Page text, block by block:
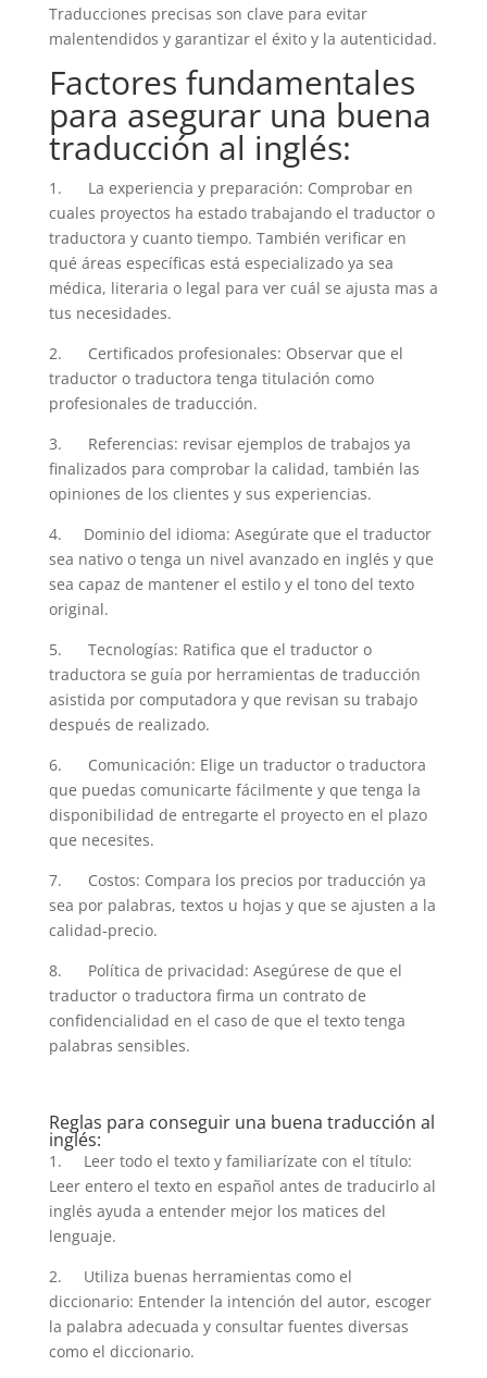
Traducciones precisas son clave para evitar
malentendidos y garantizar el éxito y la autenticidad.
Factores fundamentales
para asegurar una buena
traducción al inglés:
1. La experiencia y preparación: Comprobar en
cuales proyectos ha estado trabajando el traductor o
traductora y cuanto tiempo. También verificar en
qué áreas específicas está especializado ya sea
médica, literaria o legal para ver cuál se ajusta mas a
tus necesidades.
2. Certificados profesionales: Observar que el
traductor o traductora tenga titulación como
profesionales de traducción.
3. Referencias: revisar ejemplos de trabajos ya
finalizados para comprobar la calidad, también las
opiniones de los clientes y sus experiencias.
4. Dominio del idioma: Asegúrate que el traductor
sea nativo o tenga un nivel avanzado en inglés y que
sea capaz de mantener el estilo y el tono del texto
original.
5. Tecnologías: Ratifica que el traductor o
traductora se guía por herramientas de traducción
asistida por computadora y que revisan su trabajo
después de realizado.
6. Comunicación: Elige un traductor o traductora
que puedas comunicarte fácilmente y que tenga la
disponibilidad de entregarte el proyecto en el plazo
que necesites.
7. Costos: Compara los precios por traducción ya
sea por palabras, textos u hojas y que se ajusten a la
calidad-precio.
8. Política de privacidad: Asegúrese de que el
traductor o traductora firma un contrato de
confidencialidad en el caso de que el texto tenga
palabras sensibles.
Reglas para conseguir una buena traducción al
inglés:
1. Leer todo el texto y familiarízate con el título:
Leer entero el texto en español antes de traducirlo al
inglés ayuda a entender mejor los matices del
lenguaje.
2. Utiliza buenas herramientas como el
diccionario: Entender la intención del autor, escoger
la palabra adecuada y consultar fuentes diversas
como el diccionario.